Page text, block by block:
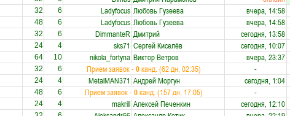
32 6 Ladyfocus Любовь Гузеева вчера, 14:58
48 6 Ladyfocus Любовь Гузеева вчера, 14:58
32 6 DimmanteR Дмитрий сегодня, 13:58
24 4 sks71 Сергей Киселёв сегодня, 10:07
64 10 nikola_fortyna Виктор Ветров вчера, 23:37
32 6 Прием заявок -0канд. (62 дн, 02:35) -
24 4 MetalMAN371 Андрей Моргун сегодня, 1:04
48 6 Прием заявок -0канд. (157 дн, 17:05) -
24 4 makrill Алексей Печенкин сегодня, 12:10